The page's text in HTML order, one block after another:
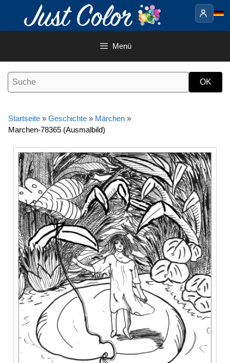
Inhalt
Menü
Startseite » Geschichte » Märchen »
Marchen-78365 (Ausmalbild)